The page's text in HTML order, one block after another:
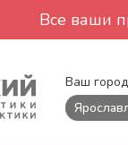
Все ваши
Ваш